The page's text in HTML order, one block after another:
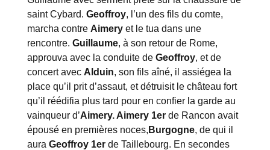
saint Cybard. Geoffroy, l’un des fils du comte,
marcha contre Aimery et le tua dans une
rencontre. Guillaume, à son retour de Rome,
approuva avec la conduite de Geoffroy, et de
concert avec Alduin, son fils aîné, il assiégea la
place qu’il prit d’assaut, et détruisit le château fort
qu’il réédifia plus tard pour en confier la garde au
vainqueur d’Aimery. Aimery 1er de Rancon avait
épousé en premières noces, Burgogne, de qui il
aura Geoffroy 1er de Taillebourg. En secondes